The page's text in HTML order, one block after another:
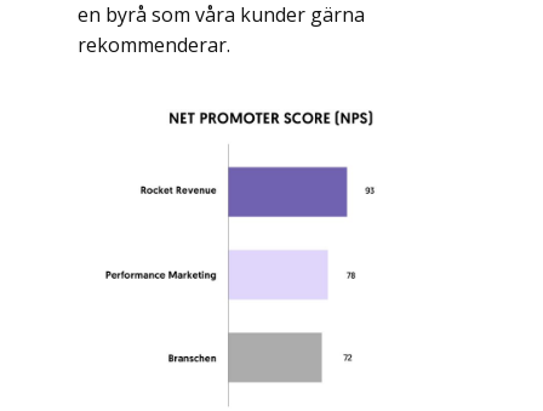
en byrå som våra kunder gärna
rekommenderar.